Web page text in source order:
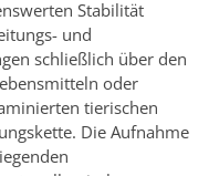
Stabilität
und
schließlich über den
oder
tierischen
Die Aufnahme